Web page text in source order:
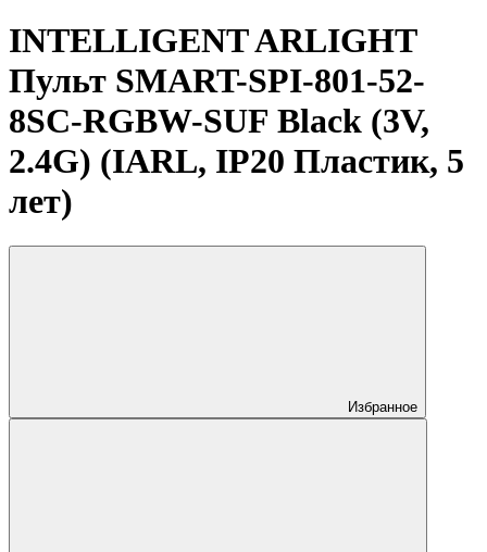
INTELLIGENT ARLIGHT
Пульт SMART-SPI-801-52-
8SC-RGBW-SUF Black (3V,
2.4G) (IARL, IP20 Пластик, 5
лет)
Избранное